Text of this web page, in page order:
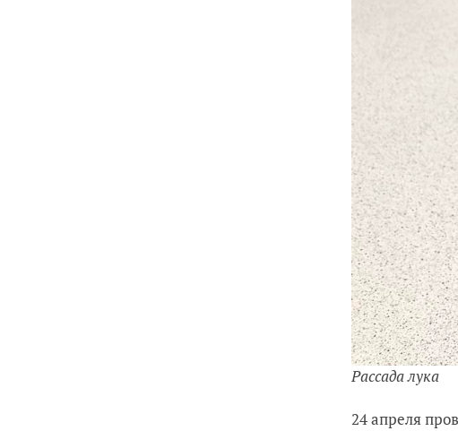
Рассада лука
24 апреля